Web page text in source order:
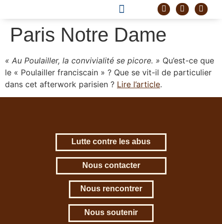
Paris Notre Dame
« Au Poulailler, la convivialité se picore. » Qu’est-ce que
le « Poulailler franciscain » ? Que se vit-il de particulier
dans cet afterwork parisien ? Lire l’article.
Lutte contre les abus
Nous contacter
Nous rencontrer
Nous soutenir